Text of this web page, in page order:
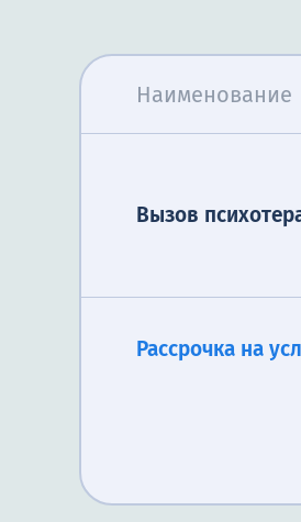
Наименование
Вызов
Рассрочка на